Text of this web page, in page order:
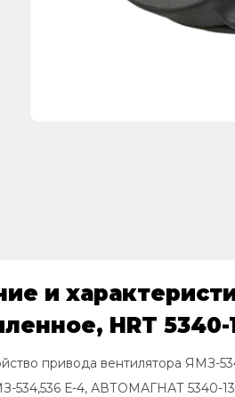
и
HRT 5340-
привода вентилятора
534,536 Е-4, АВТОМАГНАТ 5340-